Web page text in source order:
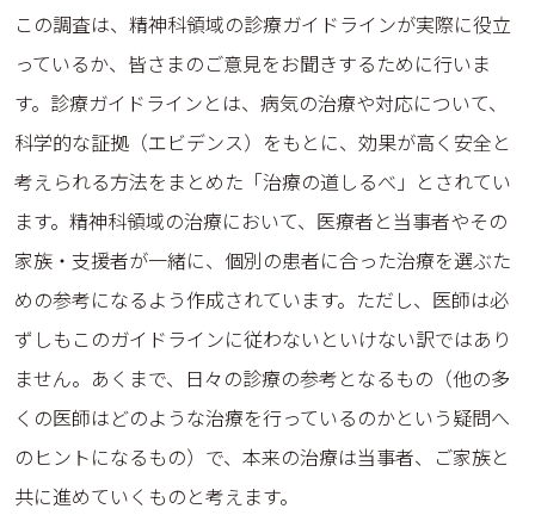
この調査は、精神科領域の診療ガイドラインが実際に役立
っているか、皆さまのご意見をお聞きするために行いま
す。診療ガイドラインとは、病気の治療や対応について、
科学的な証拠（エビデンス）をもとに、効果が高く安全と
考えられる方法をまとめた「治療の道しるべ」とされてい
ます。精神科領域の治療において、医療者と当事者やその
家族・支援者が一緒に、個別の患者に合った治療を選ぶた
めの参考になるよう作成されています。ただし、医師は必
ずしもこのガイドラインに従わないといけない訳ではあり
ません。あくまで、日々の診療の参考となるもの（他の多
くの医師はどのような治療を行っているのかという疑問へ
のヒントになるもの）で、本来の治療は当事者、ご家族と
共に進めていくものと考えます。